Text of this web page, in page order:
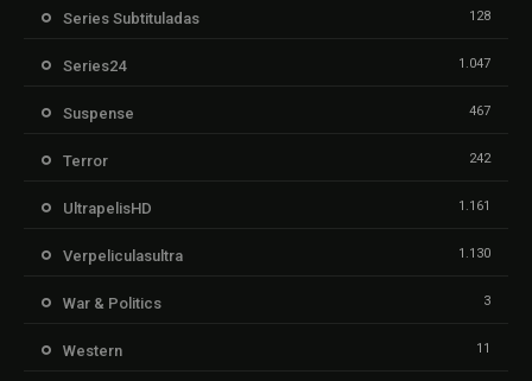
Series Subtituladas 128
Series24 1.047
Suspense 467
Terror 242
UltrapelisHD 1.161
Verpeliculasultra 1.130
War & Politics 3
Western 11